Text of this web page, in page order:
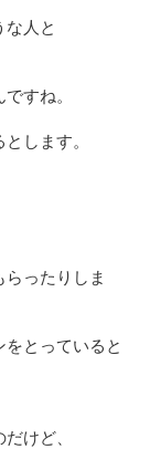
な人と
すね。
します。
ったりしま
とっていると
けど、